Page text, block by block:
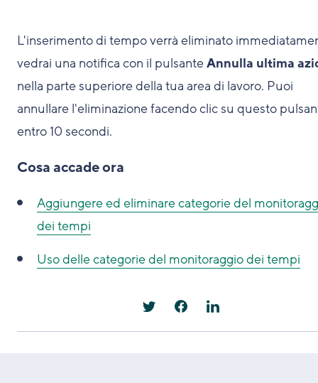
L'inserimento di tempo verrà eliminato
vedrai una notifica con il pulsanteAnnulla ultima
nella parte superiore della tua area di lavoro. Puoi
annullare l'eliminazione facendo clic su questo
entro 10 secondi.
Cosa accade ora
Aggiungere ed eliminare categorie del
dei tempi
Uso delle categorie del monitoraggio dei tempi